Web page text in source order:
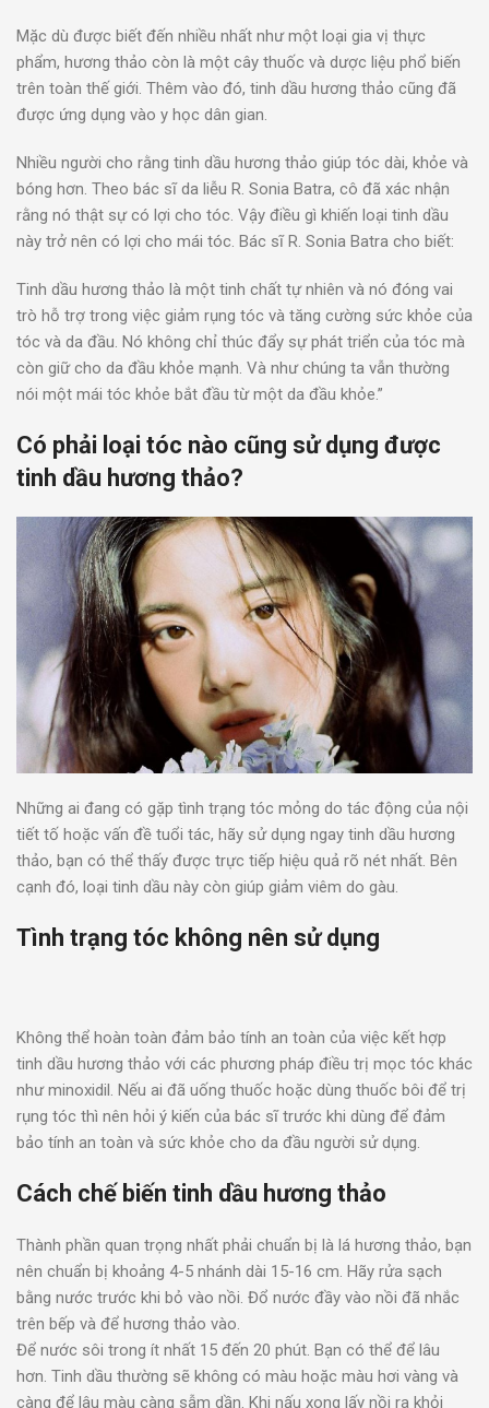
Mặc dù được biết đến nhiều nhất như một loại gia vị thực
phẩm, hương thảo còn là một cây thuốc và dược liệu phổ biến
trên toàn thế giới. Thêm vào đó, tinh dầu hương thảo cũng đã
được ứng dụng vào y học dân gian.
Nhiều người cho rằng tinh dầu hương thảo giúp tóc dài, khỏe và
bóng hơn. Theo bác sĩ da liễu R. Sonia Batra, cô đã xác nhận
rằng nó thật sự có lợi cho tóc. Vậy điều gì khiến loại tinh dầu
này trở nên có lợi cho mái tóc. Bác sĩ R. Sonia Batra cho biết:
Tinh dầu hương thảo là một tinh chất tự nhiên và nó đóng vai
trò hỗ trợ trong việc giảm rụng tóc và tăng cường sức khỏe của
tóc và da đầu. Nó không chỉ thúc đẩy sự phát triển của tóc mà
còn giữ cho da đầu khỏe mạnh. Và như chúng ta vẫn thường
nói một mái tóc khỏe bắt đầu từ một da đầu khỏe.”
Có phải loại tóc nào cũng sử dụng được
tinh dầu hương thảo?
Những ai đang có gặp tình trạng tóc mỏng do tác động của nội
tiết tố hoặc vấn đề tuổi tác, hãy sử dụng ngay tinh dầu hương
thảo, bạn có thể thấy được trực tiếp hiệu quả rõ nét nhất. Bên
cạnh đó, loại tinh dầu này còn giúp giảm viêm do gàu.
Tình trạng tóc không nên sử dụng
Không thể hoàn toàn đảm bảo tính an toàn của việc kết hợp
tinh dầu hương thảo với các phương pháp điều trị mọc tóc khác
như minoxidil. Nếu ai đã uống thuốc hoặc dùng thuốc bôi để trị
rụng tóc thì nên hỏi ý kiến của bác sĩ trước khi dùng để đảm
bảo tính an toàn và sức khỏe cho da đầu người sử dụng.
Cách chế biến tinh dầu hương thảo
Thành phần quan trọng nhất phải chuẩn bị là lá hương thảo, bạn
nên chuẩn bị khoảng 4-5 nhánh dài 15-16 cm. Hãy rửa sạch
bằng nước trước khi bỏ vào nồi. Đổ nước đầy vào nồi đã nhắc
trên bếp và để hương thảo vào.
Để nước sôi trong ít nhất 15 đến 20 phút. Bạn có thể để lâu
hơn. Tinh dầu thường sẽ không có màu hoặc màu hơi vàng và
càng để lâu màu càng sẫm dần. Khi nấu xong lấy nồi ra khỏi